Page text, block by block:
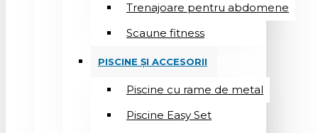
Trenajoare pentru abdomene
Scaune fitness
PISCINE ȘI ACCESORII
Piscine cu rame de metal
Piscine Easy Set